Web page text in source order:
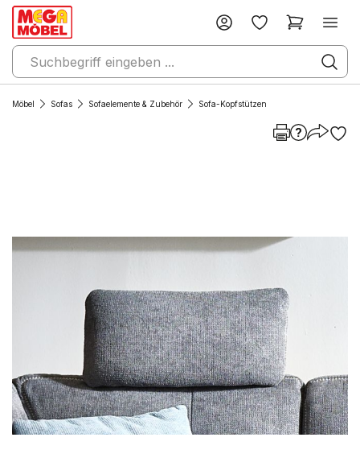
Möbel Sofas Sofaelemente & Zubehör Sofa-Kopfstützen